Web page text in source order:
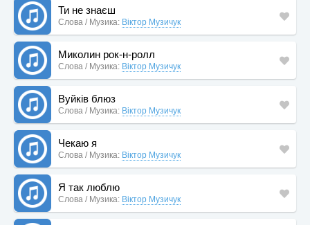
Ти не знаєш
Слова / Музика: Віктор Музичук
Миколин рок-н-ролл
Слова / Музика: Віктор Музичук
Вуйків блюз
Слова / Музика: Віктор Музичук
Чекаю я
Слова / Музика: Віктор Музичук
Я так люблю
Слова / Музика: Віктор Музичук